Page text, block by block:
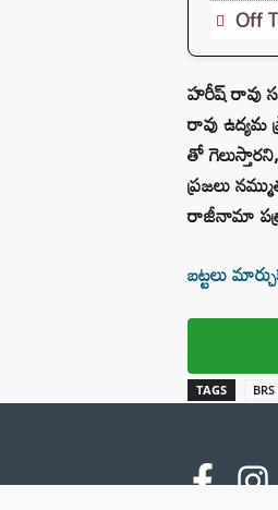
Off
హరీష్ రావు
రావు ఉద్యమ
తో
ప్రజలు
రాజీనామా
బట్టలు
TAGS BRS